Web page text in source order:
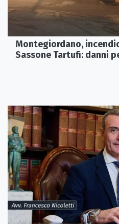
Montegiordano,
Sassone Tartufi: danni